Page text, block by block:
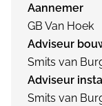
Aannemer
GB Van Hoek
Adviseur
Smits van
Adviseur
Smits van